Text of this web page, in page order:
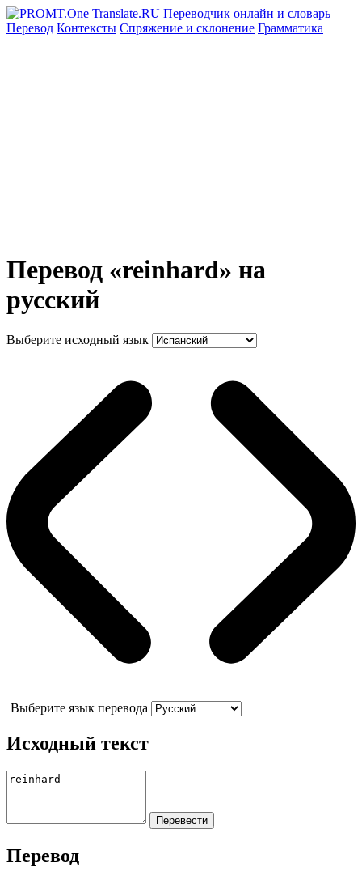
Перевод Контексты Спряжение и склонение Грамматика
Перевод «reinhard» на
русский
Выберите исходный язык
Выберите язык перевода
Исходный текст
Перевод